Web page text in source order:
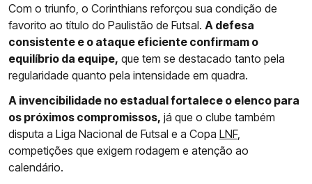
Com o triunfo, o Corinthians reforçou sua condição de
favorito ao título do Paulistão de Futsal. A defesa
consistente e o ataque eficiente confirmam o
equilíbrio da equipe, que tem se destacado tanto pela
regularidade quanto pela intensidade em quadra.
A invencibilidade no estadual fortalece o elenco para
os próximos compromissos, já que o clube também
disputa a Liga Nacional de Futsal e a Copa LNF,
competições que exigem rodagem e atenção ao
calendário.